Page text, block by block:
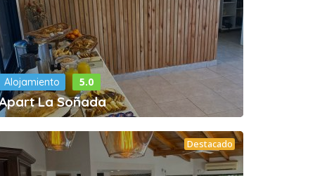
Alojamiento 5.0
La Soñada
Destacado